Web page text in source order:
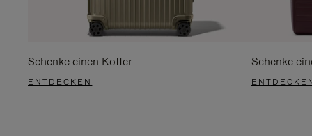
Schenke einen Koffer
ENTDECKEN
Schenke